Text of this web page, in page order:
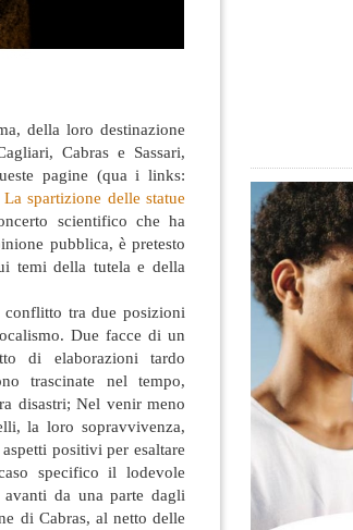
della loro destinazione
Cabras e Sassari,
pagine (qua i links:
La spartizione delle statue
scientifico che ha
pubblica, è pretesto
temi della tutela e della
conflitto tra due posizioni
Due facce di un
di elaborazioni tardo
trascinate nel tempo,
disastri; Nel venir meno
la loro sopravvivenza,
positivi per esaltare
specifico il lodevole
da una parte dagli
di Cabras, al netto delle